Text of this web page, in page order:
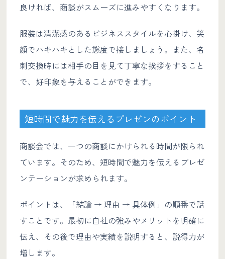
良ければ、商談がスムーズに進みやすくなります。
服装は清潔感のあるビジネススタイルを心掛け、笑
顔でハキハキとした態度で接しましょう。また、名
刺交換時には相手の目を見て丁寧な挨拶をすること
で、好印象を与えることができます。
短時間で魅力を伝えるプレゼンのポイント
商談会では、一つの商談にかけられる時間が限られ
ています。そのため、短時間で魅力を伝えるプレゼ
ンテーションが求められます。
ポイントは、「結論 → 理由 → 具体例」の順番で話
すことです。最初に自社の強みやメリットを明確に
伝え、その後で理由や実績を説明すると、説得力が
増します。